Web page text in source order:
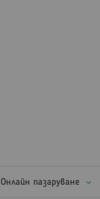
Онлайн пазаруване